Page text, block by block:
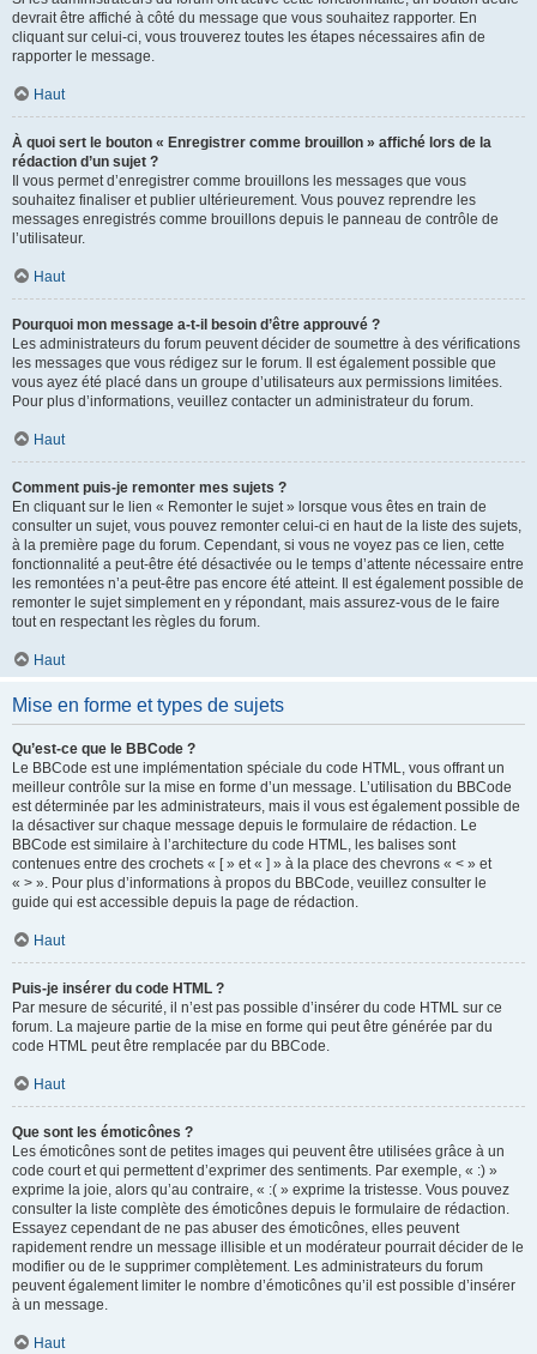
devrait être affiché à côté du message que vous souhaitez rapporter. En
cliquant sur celui-ci, vous trouverez toutes les étapes nécessaires afin de
rapporter le message.
Haut
À quoi sert le bouton « Enregistrer comme brouillon » affiché lors de la
rédaction d’un sujet ?
Il vous permet d’enregistrer comme brouillons les messages que vous
souhaitez finaliser et publier ultérieurement. Vous pouvez reprendre les
messages enregistrés comme brouillons depuis le panneau de contrôle de
l’utilisateur.
Haut
Pourquoi mon message a-t-il besoin d’être approuvé ?
Les administrateurs du forum peuvent décider de soumettre à des vérifications
les messages que vous rédigez sur le forum. Il est également possible que
vous ayez été placé dans un groupe d’utilisateurs aux permissions limitées.
Pour plus d’informations, veuillez contacter un administrateur du forum.
Haut
Comment puis-je remonter mes sujets ?
En cliquant sur le lien « Remonter le sujet » lorsque vous êtes en train de
consulter un sujet, vous pouvez remonter celui-ci en haut de la liste des sujets,
à la première page du forum. Cependant, si vous ne voyez pas ce lien, cette
fonctionnalité a peut-être été désactivée ou le temps d’attente nécessaire entre
les remontées n’a peut-être pas encore été atteint. Il est également possible de
remonter le sujet simplement en y répondant, mais assurez-vous de le faire
tout en respectant les règles du forum.
Haut
Mise en forme et types de sujets
Qu’est-ce que le BBCode ?
Le BBCode est une implémentation spéciale du code HTML, vous offrant un
meilleur contrôle sur la mise en forme d’un message. L’utilisation du BBCode
est déterminée par les administrateurs, mais il vous est également possible de
la désactiver sur chaque message depuis le formulaire de rédaction. Le
BBCode est similaire à l’architecture du code HTML, les balises sont
contenues entre des crochets « [ » et « ] » à la place des chevrons « < » et
« > ». Pour plus d’informations à propos du BBCode, veuillez consulter le
guide qui est accessible depuis la page de rédaction.
Haut
Puis-je insérer du code HTML ?
Par mesure de sécurité, il n’est pas possible d’insérer du code HTML sur ce
forum. La majeure partie de la mise en forme qui peut être générée par du
code HTML peut être remplacée par du BBCode.
Haut
Que sont les émoticônes ?
Les émoticônes sont de petites images qui peuvent être utilisées grâce à un
code court et qui permettent d’exprimer des sentiments. Par exemple, « :) »
exprime la joie, alors qu’au contraire, « :( » exprime la tristesse. Vous pouvez
consulter la liste complète des émoticônes depuis le formulaire de rédaction.
Essayez cependant de ne pas abuser des émoticônes, elles peuvent
rapidement rendre un message illisible et un modérateur pourrait décider de le
modifier ou de le supprimer complètement. Les administrateurs du forum
peuvent également limiter le nombre d’émoticônes qu’il est possible d’insérer
à un message.
Haut